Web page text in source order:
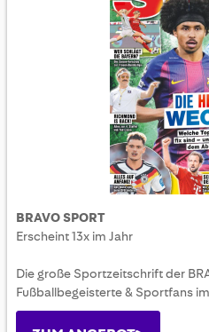
BRAVO SPORT
Erscheint 13x im Jahr
Die große Sportzeitschrift der
Fußballbegeisterte & Sportfans